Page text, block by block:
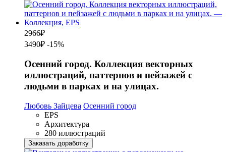
2966₽
3490₽ -15%
Осенний город. Коллекция векторных
иллюстраций, паттернов и пейзажей с
людьми в парках и на улицах.
Любовь Зайцева Осенний город
EPS
Архитектура
280 иллюстраций
Заказать доработку